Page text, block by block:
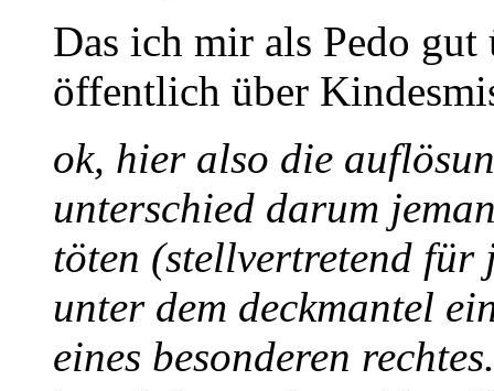
Das ich mir als Pedo
öffentlich über
ok, hier also die
unterschied darum
töten (stellvertretend für
unter dem deckmantel
eines besonderen